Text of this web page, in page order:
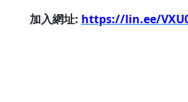
加入網址: https://lin.ee/